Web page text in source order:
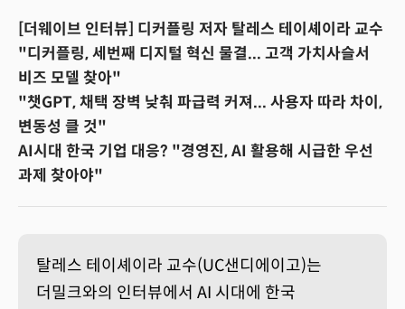
[더웨이브 인터뷰] 디커플링 저자 탈레스 테이셰이라 교수
"디커플링, 세번째 디지털 혁신 물결... 고객 가치사슬서
비즈 모델 찾아"
"챗GPT, 채택 장벽 낮춰 파급력 커져... 사용자 따라 차이,
변동성 클 것"
AI시대 한국 기업 대응? "경영진, AI 활용해 시급한 우선
과제 찾아야"
탈레스 테이셰이라 교수(UC샌디에이고)는
더밀크와의 인터뷰에서 AI 시대에 한국